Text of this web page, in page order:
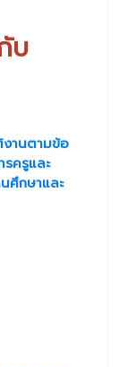
บ
านตามข้อ
ครูและ
ศึกษาและ